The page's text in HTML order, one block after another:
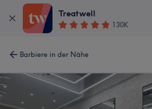
Treatwell
130K
Barbiere in der Nähe